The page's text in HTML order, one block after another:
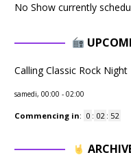
No Show currently
Calling Classic Rock Night
samedi, 00:00 - 02:00
Commencing in: 0 : 02 : 50